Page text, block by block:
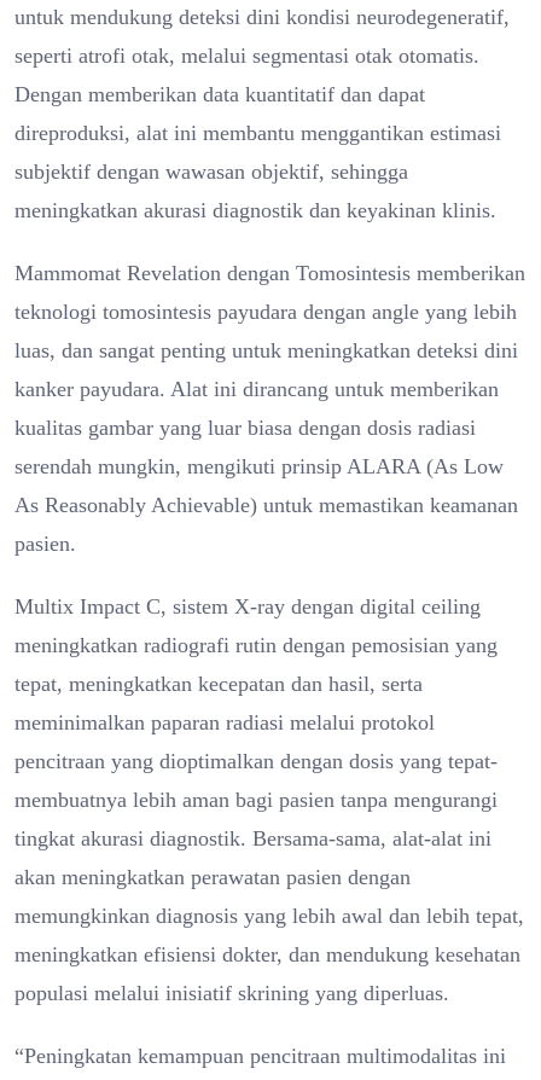
untuk mendukung deteksi dini kondisi neurodegeneratif,
seperti atrofi otak, melalui segmentasi otak otomatis.
Dengan memberikan data kuantitatif dan dapat
direproduksi, alat ini membantu menggantikan estimasi
subjektif dengan wawasan objektif, sehingga
meningkatkan akurasi diagnostik dan keyakinan klinis.
Mammomat Revelation dengan Tomosintesis memberikan
teknologi tomosintesis payudara dengan angle yang lebih
luas, dan sangat penting untuk meningkatkan deteksi dini
kanker payudara. Alat ini dirancang untuk memberikan
kualitas gambar yang luar biasa dengan dosis radiasi
serendah mungkin, mengikuti prinsip ALARA (As Low
As Reasonably Achievable) untuk memastikan keamanan
pasien.
Multix Impact C, sistem X-ray dengan digital ceiling
meningkatkan radiografi rutin dengan pemosisian yang
tepat, meningkatkan kecepatan dan hasil, serta
meminimalkan paparan radiasi melalui protokol
pencitraan yang dioptimalkan dengan dosis yang tepat-
membuatnya lebih aman bagi pasien tanpa mengurangi
tingkat akurasi diagnostik. Bersama-sama, alat-alat ini
akan meningkatkan perawatan pasien dengan
memungkinkan diagnosis yang lebih awal dan lebih tepat,
meningkatkan efisiensi dokter, dan mendukung kesehatan
populasi melalui inisiatif skrining yang diperluas.
“Peningkatan kemampuan pencitraan multimodalitas ini